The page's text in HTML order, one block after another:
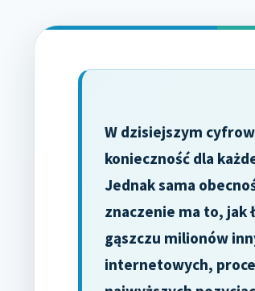
W dzisiejszym
konieczność dla
Jednak sama
znaczenie ma to, jak
gąszczu milionów
internetowych,